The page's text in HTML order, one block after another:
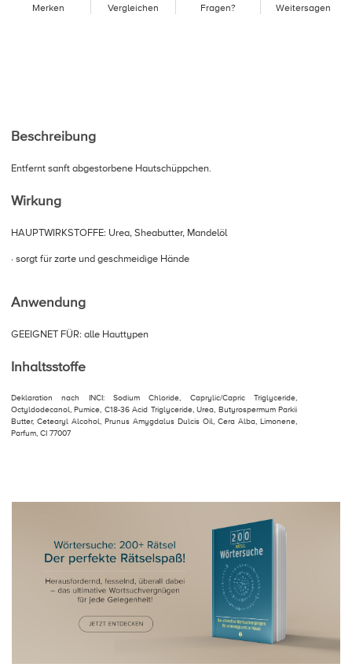
Merken Vergleichen Fragen? Weitersagen
Beschreibung
Entfernt sanft abgestorbene Hautschüppchen.
Wirkung
HAUPTWIRKSTOFFE: Urea, Sheabutter, Mandelöl
· sorgt für zarte und geschmeidige Hände
Anwendung
GEEIGNET FÜR: alle Hauttypen
Inhaltsstoffe
Deklaration nach INCI: Sodium Chloride, Caprylic/Capric Triglyceride,
Octyldodecanol, Pumice, C18-36 Acid Triglyceride, Urea, Butyrospermum Parkii
Butter, Cetearyl Alcohol, Prunus Amygdalus Dulcis Oil, Cera Alba, Limonene,
Parfum, CI 77007